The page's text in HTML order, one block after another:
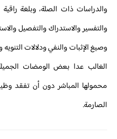
والدراسات ذات الصلة، وبلغة راقية
والتفسير والاستدراك والتفصيل
وصيغ الإثبات والنفي ودلالات
الغالب عدا بعض الومضات
محمولها المباشر دون أن تفقد
الصارمة.